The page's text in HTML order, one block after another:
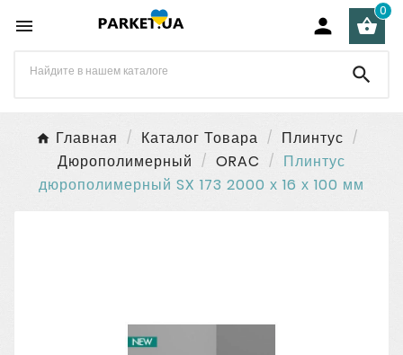
  
0

Главная Каталог Товара
Плинтус
Дюрополимерный
ORAC
Плинтус
дюрополимерный SX 173 2000 х 16 х 100 мм